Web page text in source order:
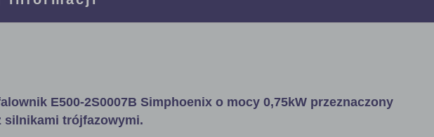
E500-2S0007B Simphoenix o mocy 0,75kW przeznaczony
silnikami trójfazowymi.